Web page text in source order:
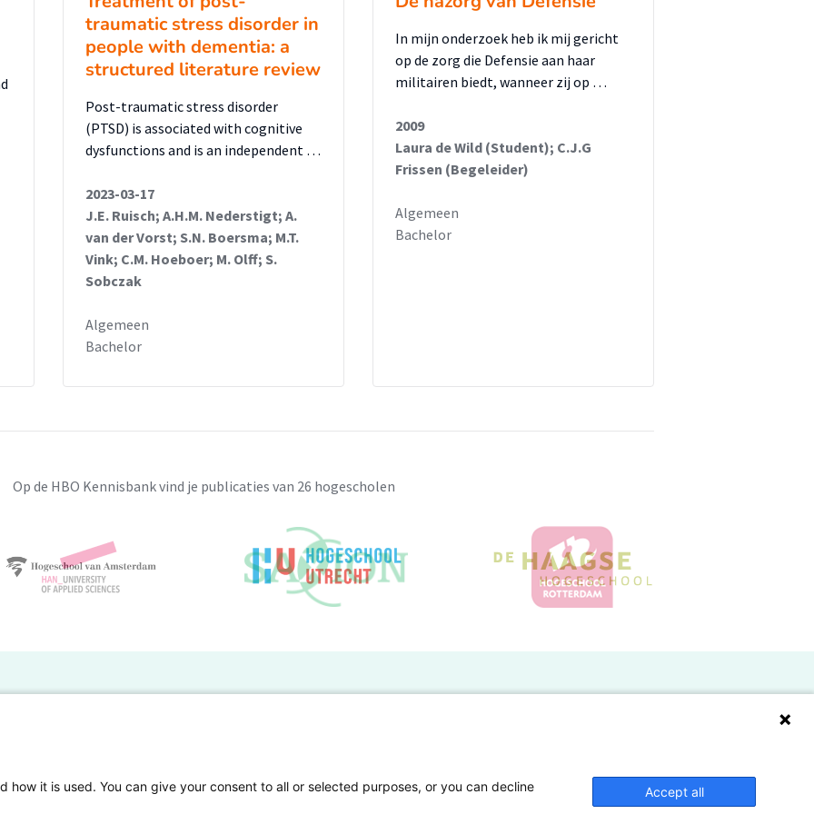
significante afname van de klachten op
en hyperarousal. Hoewel er nog
van de klachten bij de patiënten, is het
evident dat deze behandeling effect
traumatic stress disorder in
people with dementia: a
structured literature review
Post-traumatic stress disorder
(PTSD) is associated with cognitive
dysfunctions and is an independent …
2023-03-17
J.E. Ruisch; A.H.M. Nederstigt; A.
van der Vorst; S.N. Boersma; M.T.
Vink; C.M. Hoeboer; M. Olff; S.
Sobczak
Algemeen
Bachelor
In mijn onderzoek heb ik mij gericht
op de zorg die Defensie aan haar
militairen biedt, wanneer zij op …
2009
Laura de Wild (Student); C.J.G
Frissen (Begeleider)
Algemeen
Bachelor
Op de HBO Kennisbank vind je publicaties van 26 hogescholen
onderzoek publiceren
Veelgestelde vragen
Lectoren en onderzoekers
it is used. You can give your consent to all or selected purposes, or you can decline Accept all